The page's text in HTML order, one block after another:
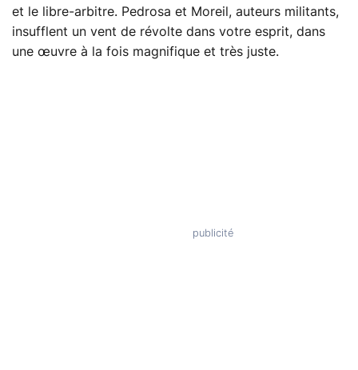
et le libre-arbitre. Pedrosa et Moreil, auteurs militants,
insufflent un vent de révolte dans votre esprit, dans
une œuvre à la fois magnifique et très juste.